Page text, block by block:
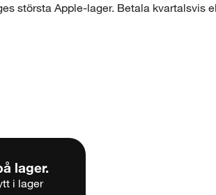
största Apple-lager. Betala kvartalsvis
lager.
i lager